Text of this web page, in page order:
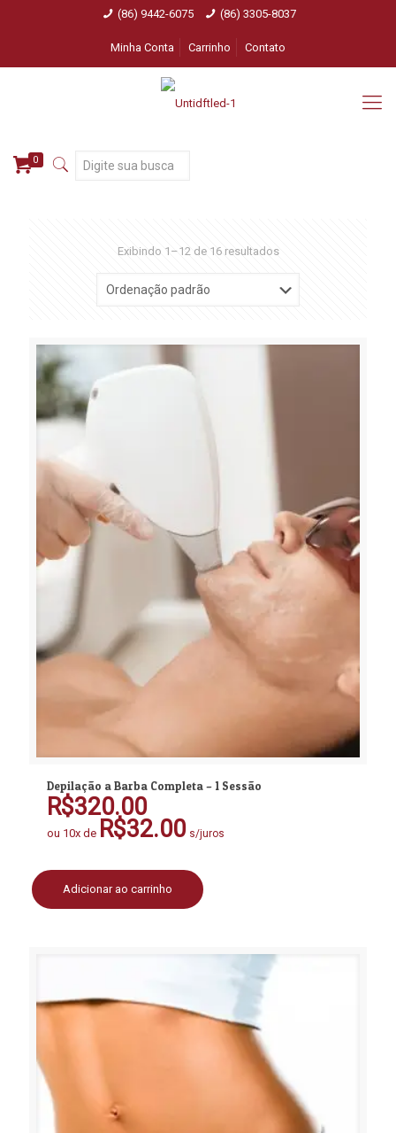
(86) 9442-6075 (86) 3305-8037
Minha Conta Carrinho Contato
0
Exibindo 1–12 de 16 resultados
Depilação a Barba Completa – 1 Sessão
R$320.00
ou 10x de R$32.00 s/juros
Adicionar ao carrinho